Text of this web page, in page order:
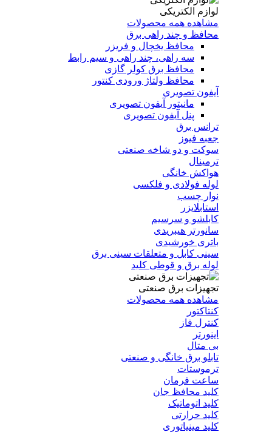
لوازم الکتریکی
مشاهده همه محصولات
محافظ و چند راهی برق
محافظ یخچال و فریزر
سه راهی، چند راهی و سیم رابط
محافظ برق کولر گازی
محافظ ولتاژ ورودی کنتور
آیفون تصویری
مانیتور آیفون تصویری
پنل آیفون تصویری
ترانس برق
جعبه فیوز
سوکت و دو شاخه صنعتی
ترمینال
هواکش خانگی
لوله فولادی و فلکسی
نوار چسب
استابلایزر
کابلشو و سرسیم
سانورتر هیبریدی
باتری خورشیدی
سینی کابل و متعلقات سینی برق
لوله برق و قوطی کلید
تجهیزات برق صنعتی
مشاهده همه محصولات
کنتاکتور
کنترل فاز
اینورتر
بی متال
تابلو برق خانگی و صنعتی
ترموستات
ساعت فرمان
کلید محافظ جان
کلید اتوماتیک
کلید حرارتی
کلید مینیاتوری